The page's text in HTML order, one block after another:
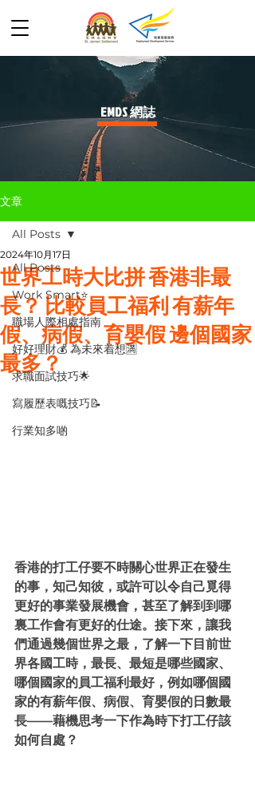
​EMDS 網誌
文章
All Posts
Work Smart⭐️
職場人際相處指南
好好理財💰 為未來着想🈵
求職面試技巧🌟
寫履歷表嘅技巧📝
行業知多啲
All Posts
世界工時大比拼 香港非最
長？ 比較員工福利 有薪年
假、病假、育嬰假 邊個國家
最多？
2024年10月17日
香港的打工仔要不時關心世界正在發生
的事，知己知彼，或許可以令自己覓得
更好的事業發展機會，甚至了解到到哪
裏工作會有更好的仕途。接下來，讓我
們通過幾個世界之最，了解一下目前世
界各國工時，最長、最短是哪些國家、
哪個國家的員工福利最好，例如哪個國
家的有薪年假、病假、育嬰假的日數最
長——藉機思考一下作為時下打工仔該
如何自處？